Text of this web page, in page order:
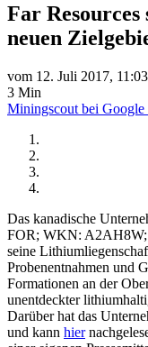
Far
neuen
vom 12. Juli 2017,
3 Min
Miningscout bei Google
Das kanadische
FOR; WKN: A2AH8W;
seine
Probenentnahmen und
Formationen an der
unentdeckter
Darüber hat das
und kann hier